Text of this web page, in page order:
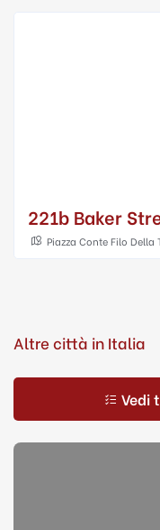
221b Baker
Piazza Conte Filo Della
Altre città in Italia
Vedi